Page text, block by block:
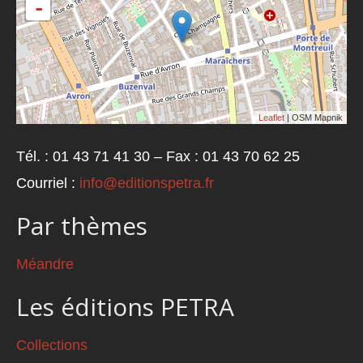
-
Leaflet | OSM Mapnik
Tél. : 01 43 71 41 30 – Fax : 01 43 70 62 25
Courriel : info@editionspetra.fr
Par thèmes
Méandre
Les éditions PETRA
Collections